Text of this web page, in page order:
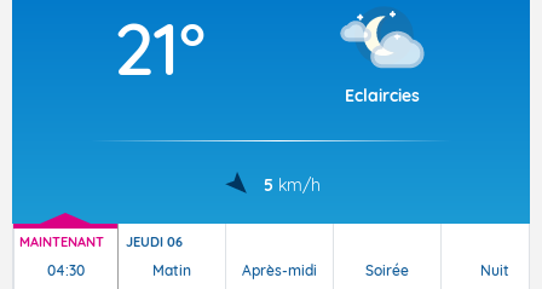
21°
Eclaircies
5 km/h
MAINTENANT
04:30
JEUDI 06
Matin Après-midi Soirée Nuit